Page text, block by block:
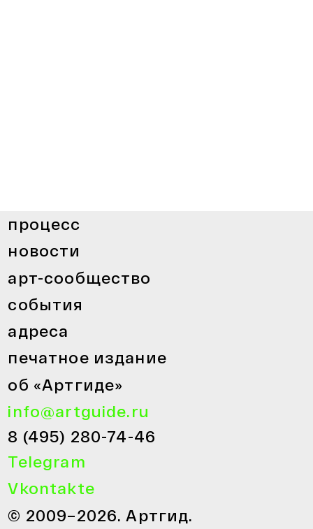
процесс
новости
арт-сообщество
события
адреса
печатное издание
об «Артгиде»
info@artguide.ru
8 (495) 280-74-46
© 2009–2026. Артгид.
Telegram
Vkontakte